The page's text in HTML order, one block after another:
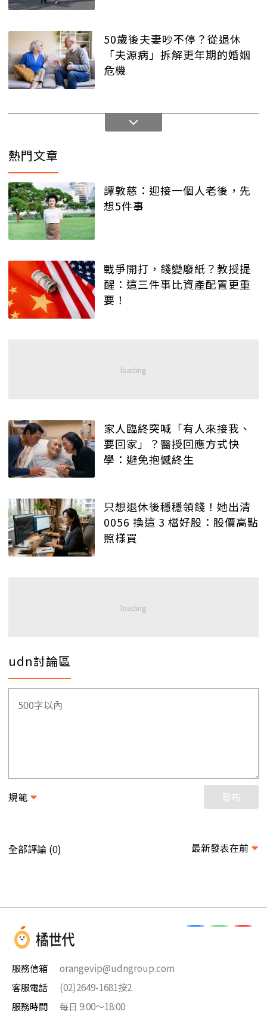
50歲後夫妻吵不停？從退休
「夫源病」拆解更年期的婚姻
危機
熱門文章
譚敦慈：迎接一個人老後，先
想5件事
戰爭開打，錢變廢紙？教授提
醒：這三件事比資產配置更重
要！
家人臨終突喊「有人來接我、
要回家」？醫授回應方式快
學：避免抱憾終生
只想退休後穩穩領錢！她出清
0056 換這 3 檔好股：股價高點
照樣買
udn討論區
規範 發布
全部評論 (0) 最新發表在前
服務信箱
orangevip@udngroup.com
客服電話
(02)2649-1681按2
服務時間
每日 9:00～18:00